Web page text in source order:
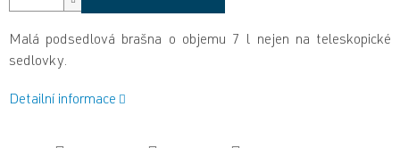
Malá podsedlová brašna o objemu 7 l nejen na teleskopické
sedlovky.
Detailní informace